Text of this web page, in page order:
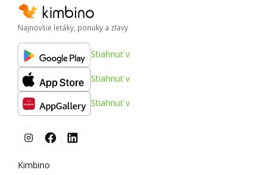
Najnovšie letáky, ponuky a zľavy
Stiahnuť v
Stiahnuť v
Stiahnuť v
Kimbino